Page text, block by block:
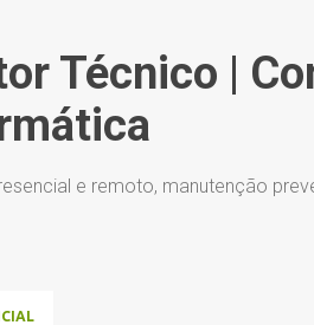
Técnico |
e remoto, manutenção